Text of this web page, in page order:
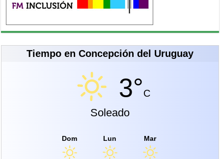
Tiempo en Concepción del Uruguay
3°C
Soleado
Dom Lun Mar